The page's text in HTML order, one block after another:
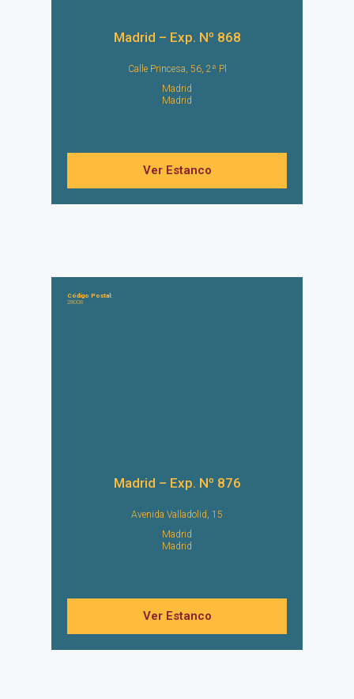
Madrid – Exp. Nº 868
Calle Princesa, 56, 2ª Pl
Madrid
Madrid
Ver Estanco
Código Postal:
28008
Madrid – Exp. Nº 876
Avenida Valladolid, 15
Madrid
Madrid
Ver Estanco